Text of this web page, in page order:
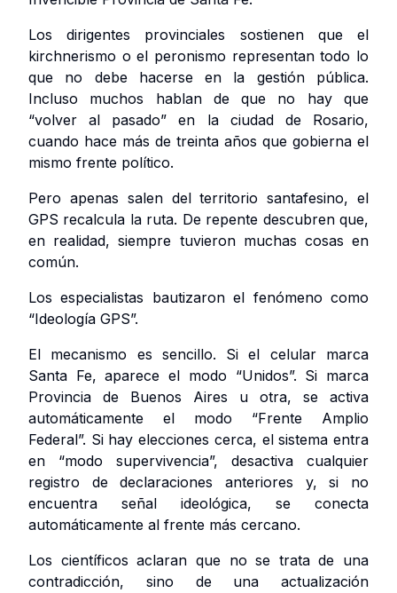
Los dirigentes provinciales sostienen que el
kirchnerismo o el peronismo representan todo lo
que no debe hacerse en la gestión pública.
Incluso muchos hablan de que no hay que
“volver al pasado” en la ciudad de Rosario,
cuando hace más de treinta años que gobierna el
mismo frente político.
Pero apenas salen del territorio santafesino, el
GPS recalcula la ruta. De repente descubren que,
en realidad, siempre tuvieron muchas cosas en
común.
Los especialistas bautizaron el fenómeno como
“Ideología GPS”.
El mecanismo es sencillo. Si el celular marca
Santa Fe, aparece el modo “Unidos”. Si marca
Provincia de Buenos Aires u otra, se activa
automáticamente el modo “Frente Amplio
Federal”. Si hay elecciones cerca, el sistema entra
en “modo supervivencia”, desactiva cualquier
registro de declaraciones anteriores y, si no
encuentra señal ideológica, se conecta
automáticamente al frente más cercano.
Los científicos aclaran que no se trata de una
contradicción, sino de una actualización